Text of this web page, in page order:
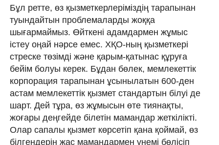
Бұл ретте, өз қызметкерлеріміздің тарапынан
туындайтын проблемаларды жоққа
шығармаймыз. Өйткені адамдармен жұмыс
істеу оңай нәрсе емес. ХҚО-ның қызметкері
стреске төзімді және қарым-қатынас құруға
бейім болуы керек. Бұдан бөлек, мемлекеттік
корпорация тарапынан ұсынылатын 600-ден
астам мемлекеттік қызмет стандартын білуі де
шарт. Дей тұра, өз жұмысын өте тиянақты,
жоғары деңгейде білетін мамандар жеткілікті.
Олар сапалы қызмет көрсетіп қана қоймай, өз
білгендерін жас мамандармен үнемі бөлісіп